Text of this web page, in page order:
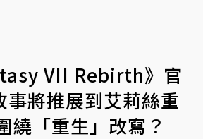
VII Rebirth》官
事將推展到艾莉絲重
繞「重生」改寫？